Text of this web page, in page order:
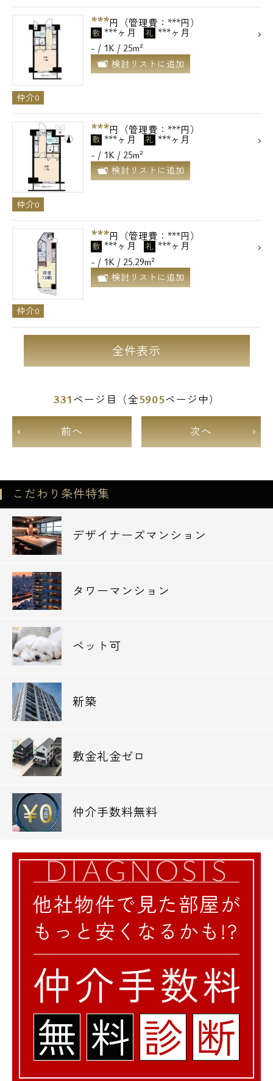
***円（管理費：***円）
敷 ***ヶ月 礼 ***ヶ月
- / 1K / 25m²
検討リストに追加
仲介0
***円（管理費：***円）
敷 ***ヶ月 礼 ***ヶ月
- / 1K / 25m²
検討リストに追加
仲介0
***円（管理費：***円）
敷 ***ヶ月 礼 ***ヶ月
- / 1K / 25.29m²
検討リストに追加
仲介0
全件表示
331ページ目（全5905ページ中）
前へ 次へ
こだわり条件特集
デザイナーズマンション
タワーマンション
ペット可
新築
敷金礼金ゼロ
仲介手数料無料